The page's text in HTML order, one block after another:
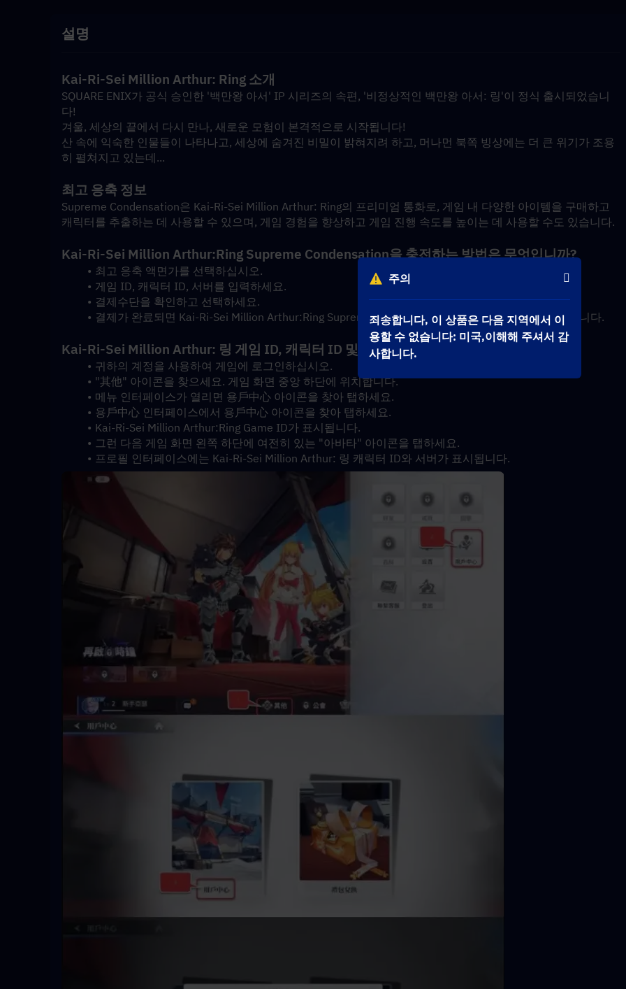
주의
죄송합니다, 이 상품은 다음 지역에서 이
용할 수 없습니다: 미국,이해해 주셔서 감
사합니다.
설명
Kai-Ri-Sei Million Arthur: Ring 소개
SQUARE ENIX가 공식 승인한 '백만왕 아서' IP 시리즈의 속편, '비정상적인 백만왕 아서: 링'이 정식 출시되었습니
다!
겨울, 세상의 끝에서 다시 만나, 새로운 모험이 본격적으로 시작됩니다!
산 속에 익숙한 인물들이 나타나고, 세상에 숨겨진 비밀이 밝혀지려 하고, 머나먼 북쪽 빙상에는 더 큰 위기가 조용
히 펼쳐지고 있는데...
최고 응축 정보
Supreme Condensation은 Kai-Ri-Sei Million Arthur: Ring의 프리미엄 통화로, 게임 내 다양한 ​​아이템을 구매하고
캐릭터를 추출하는 데 사용할 수 있으며, 게임 경험을 향상하고 게임 진행 속도를 높이는 데 사용할 수도 있습니다.
Kai-Ri-Sei Million Arthur:Ring Supreme Condensation을 충전하는 방법은 무엇입니까?
최고 응축 액면가를 선택하십시오.
게임 ID, 캐릭터 ID, 서버를 입력하세요.
결제수단을 확인하고 선택하세요.
결제가 완료되면 Kai-Ri-Sei Million Arthur:Ring Supreme Condensation이 곧 귀하의 계정에 적립됩니다.
Kai-Ri-Sei Million Arthur: 링 게임 ID, 캐릭터 ID 및 서버를 찾는 방법은 무엇입니까?
귀하의 계정을 사용하여 게임에 로그인하십시오.
"其他" 아이콘을 찾으세요. 게임 화면 중앙 하단에 위치합니다.
메뉴 인터페이스가 열리면 용戶中心 아이콘을 찾아 탭하세요.
용戶中心 인터페이스에서 용戶中心 아이콘을 찾아 탭하세요.
Kai-Ri-Sei Million Arthur:Ring Game ID가 표시됩니다.
그런 다음 게임 화면 왼쪽 하단에 여전히 있는 "아바타" 아이콘을 탭하세요.
프로필 인터페이스에는 Kai-Ri-Sei Million Arthur: 링 캐릭터 ID와 서버가 표시됩니다.